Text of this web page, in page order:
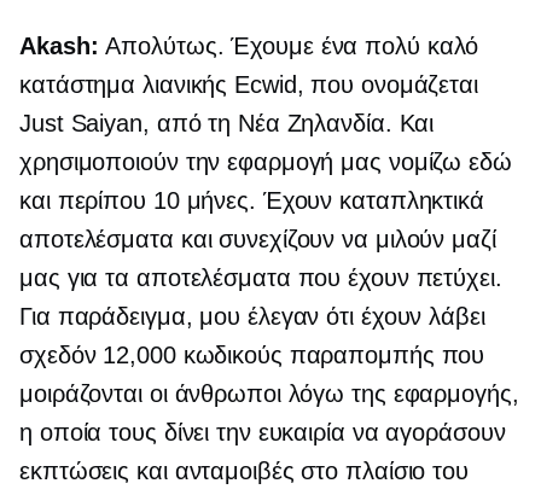
Akash: Απολύτως. Έχουμε ένα πολύ καλό
κατάστημα λιανικής Ecwid, που ονομάζεται
Just Saiyan, από τη Νέα Ζηλανδία. Και
χρησιμοποιούν την εφαρμογή μας νομίζω εδώ
και περίπου 10 μήνες. Έχουν καταπληκτικά
αποτελέσματα και συνεχίζουν να μιλούν μαζί
μας για τα αποτελέσματα που έχουν πετύχει.
Για παράδειγμα, μου έλεγαν ότι έχουν λάβει
σχεδόν 12,000 κωδικούς παραπομπής που
μοιράζονται οι άνθρωποι λόγω της εφαρμογής,
η οποία τους δίνει την ευκαιρία να αγοράσουν
εκπτώσεις και ανταμοιβές στο πλαίσιο του